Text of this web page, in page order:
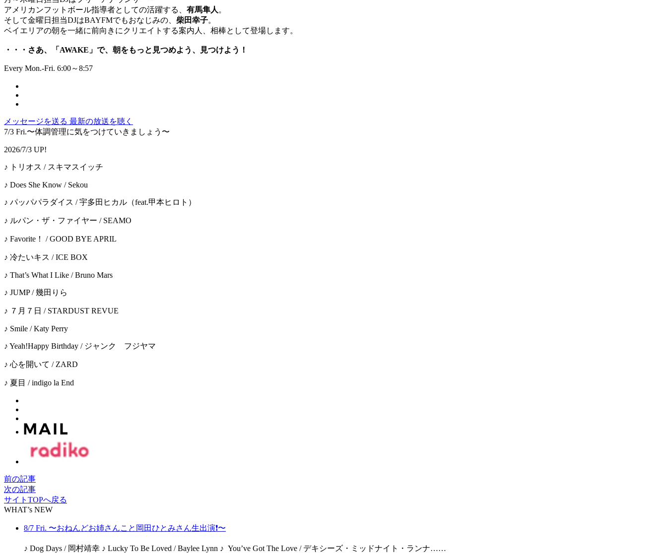
アメリカンフットボール指導者としての活躍する、 有馬隼人 。
そして金曜日担当DJはBAYFMでもおなじみの、 柴田幸子。
ベイエリアの朝を一緒に前向きにクリエイトする案内人、相棒として登場します。
・・・さあ、「AWAKE」で、朝をもっと見つめよう、見つけよう！
Every Mon.-Fri. 6:00～8:57
メッセージを送る 最新の放送を聴く
7/3 Fri.〜体調管理に気をつけていきましょう〜
2026/7/3 UP!
♪ トリオス / スキマスイッチ
♪ Does She Know / Sekou
♪ パッパパラダイス / 宇多田ヒカル（feat.甲本ヒロト）
♪ ルパン・ザ・ファイヤー / SEAMO
♪ Favorite！ / GOOD BYE APRIL
♪ 冷たいキス / ICE BOX
♪ That’s What I Like / Bruno Mars
♪ JUMP / 幾田りら
♪ ７月７日 / STARDUST REVUE
♪ Smile / Katy Perry
♪ Yeah!Happy Birthday / ジャンク フジヤマ
♪ 心を開いて / ZARD
♪ 夏目 / indigo la End
前の記事
次の記事
サイトTOPへ戻る
WHAT’s NEW
8/7 Fri. 〜おねんどお姉さんこと岡田ひとみさん生出演❗️〜
♪ Dog Days / 岡村靖幸 ♪ Lucky To Be Loved / Baylee Lynn ♪ You’ve Got The Love / デキシーズ・ミッドナイト・ランナ……